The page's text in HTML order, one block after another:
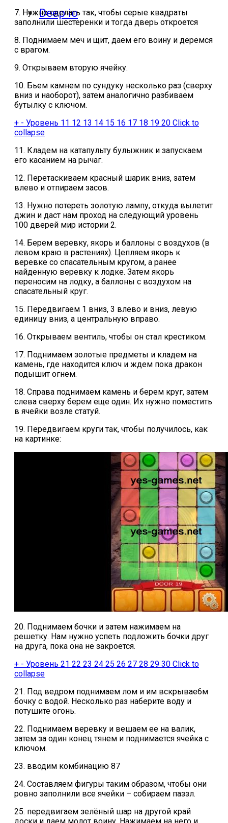
Deep io
7. Нужно сделать так, чтобы серые квадраты
заполнили шестеренки и тогда дверь откроется
8. Поднимаем меч и щит, даем его воину и деремся
с врагом.
9. Открываем вторую ячейку.
10. Бьем камнем по сундуку несколько раз (сверху
вниз и наоборот), затем аналогично разбиваем
бутылку с ключом.
+ - Уровень 11 12 13 14 15 16 17 18 19 20 Click to
collapse
11. Кладем на катапульту булыжник и запускаем
его касанием на рычаг.
12. Перетаскиваем красный шарик вниз, затем
влево и отпираем засов.
13. Нужно потереть золотую лампу, откуда вылетит
джин и даст нам проход на следующий уровень
100 дверей мир истории 2.
14. Берем веревку, якорь и баллоны с воздухов (в
левом краю в растениях). Цепляем якорь к
веревке со спасательным кругом, а ранее
найденную веревку к лодке. Затем якорь
переносим на лодку, а баллоны с воздухом на
спасательный круг.
15. Передвигаем 1 вниз, 3 влево и вниз, левую
единицу вниз, а центральную вправо.
16. Открываем вентиль, чтобы он стал крестиком.
17. Поднимаем золотые предметы и кладем на
камень, где находится ключ и ждем пока дракон
подышит огнем.
18. Справа поднимаем камень и берем круг, затем
слева сверху берем еще один. Их нужно поместить
в ячейки возле статуй.
19. Передвигаем круги так, чтобы получилось, как
на картинке:
20. Поднимаем бочки и затем нажимаем на
решетку. Нам нужно успеть подложить бочки друг
на друга, пока она не закроется.
+ - Уровень 21 22 23 24 25 26 27 28 29 30 Click to
collapse
21. Под ведром поднимаем лом и им вскрывае6м
бочку с водой. Несколько раз наберите воду и
потушите огонь.
22. Поднимаем веревку и вешаем ее на валик,
затем за один конец тянем и поднимается ячейка с
ключом.
23. вводим комбинацию 87
24. Составляем фигуры таким образом, чтобы они
ровно заполнили все ячейки – собираем паззл.
25. передвигаем зелёный шар на другой край
доски и даем молот воину. Нажимаем на него и